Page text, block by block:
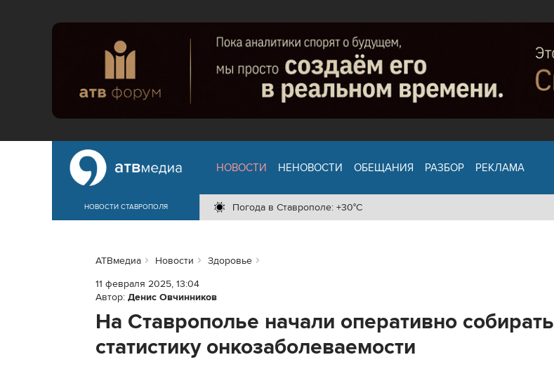
НОВОСТИ СТАВРОПОЛЯ
НОВОСТИ НЕНОВОСТИ ОБЕЩАНИЯ РАЗБОР РЕКЛАМА
Погода в Ставрополе: +30°C
АТВмедиа Новости
Здоровье
11 февраля 2025, 13:04
Автор: Денис Овчинников
На Ставрополье начали оперативно собирать
статистику онкозаболеваемости